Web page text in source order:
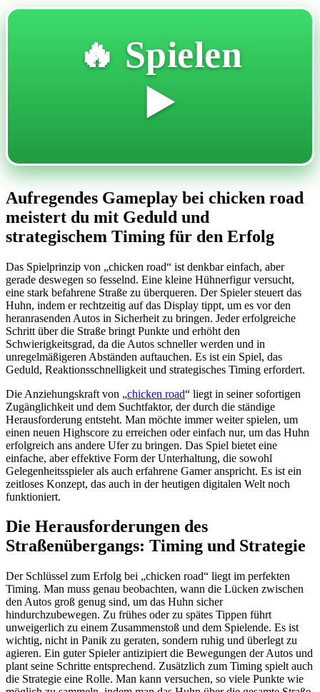
🔥 Spielen
▶️
Aufregendes Gameplay bei chicken road
meistert du mit Geduld und
strategischem Timing für den Erfolg
Das Spielprinzip von „chicken road“ ist denkbar einfach, aber
gerade deswegen so fesselnd. Eine kleine Hühnerfigur versucht,
eine stark befahrene Straße zu überqueren. Der Spieler steuert das
Huhn, indem er rechtzeitig auf das Display tippt, um es vor den
heranrasenden Autos in Sicherheit zu bringen. Jeder erfolgreiche
Schritt über die Straße bringt Punkte und erhöht den
Schwierigkeitsgrad, da die Autos schneller werden und in
unregelmäßigeren Abständen auftauchen. Es ist ein Spiel, das
Geduld, Reaktionsschnelligkeit und strategisches Timing erfordert.
Die Anziehungskraft von „chicken road“ liegt in seiner sofortigen
Zugänglichkeit und dem Suchtfaktor, der durch die ständige
Herausforderung entsteht. Man möchte immer weiter spielen, um
einen neuen Highscore zu erreichen oder einfach nur, um das Huhn
erfolgreich ans andere Ufer zu bringen. Das Spiel bietet eine
einfache, aber effektive Form der Unterhaltung, die sowohl
Gelegenheitsspieler als auch erfahrene Gamer anspricht. Es ist ein
zeitloses Konzept, das auch in der heutigen digitalen Welt noch
funktioniert.
Die Herausforderungen des
Straßenübergangs: Timing und Strategie
Der Schlüssel zum Erfolg bei „chicken road“ liegt im perfekten
Timing. Man muss genau beobachten, wann die Lücken zwischen
den Autos groß genug sind, um das Huhn sicher
hindurchzubewegen. Zu frühes oder zu spätes Tippen führt
unweigerlich zu einem Zusammenstoß und dem Spielende. Es ist
wichtig, nicht in Panik zu geraten, sondern ruhig und überlegt zu
agieren. Ein guter Spieler antizipiert die Bewegungen der Autos und
plant seine Schritte entsprechend. Zusätzlich zum Timing spielt auch
die Strategie eine Rolle. Man kann versuchen, so viele Punkte wie